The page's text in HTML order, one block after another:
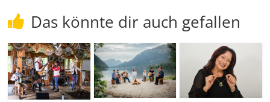
Das könnte dir auch gefallen